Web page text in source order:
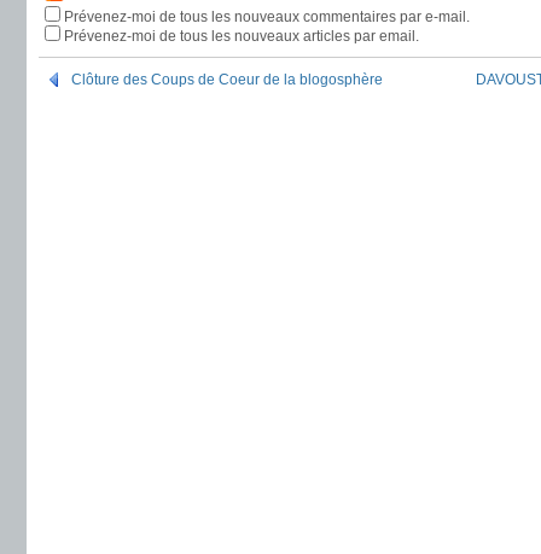
Prévenez-moi de tous les nouveaux commentaires par e-mail.
Prévenez-moi de tous les nouveaux articles par email.
Clôture des Coups de Coeur de la blogosphère